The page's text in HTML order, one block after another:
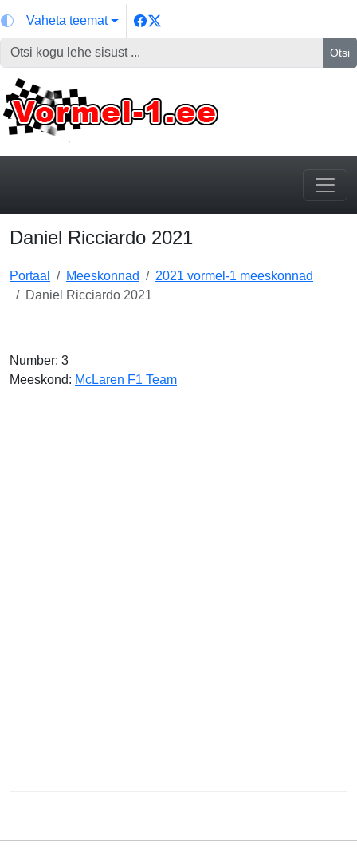
Vaheta teemat
Otsi
Daniel Ricciardo 2021
Portaal Meeskonnad
2021 vormel-1 meeskonnad
Daniel Ricciardo 2021
Number: 3
Meeskond: McLaren F1 Team